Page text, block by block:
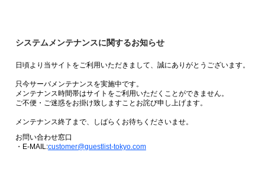
システムメンテナンスに関するお知らせ
日頃より当サイトをご利用いただきまして、誠にありがとうございます。
只今サーバメンテナンスを実施中です。
メンテナンス時間帯はサイトをご利用いただくことができません。
ご不便・ご迷惑をお掛け致しますことお詫び申し上げます。
メンテナンス終了まで、しばらくお待ちくださいませ。
お問い合わせ窓口
・E-MAIL:customer@guestlist-tokyo.com